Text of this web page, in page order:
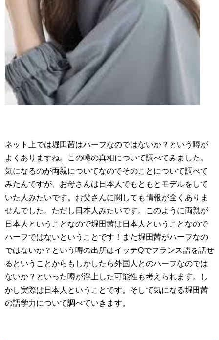
ネット上では堀田茜はハーフなのではないか？という噂が
よくありますね。この噂の真相について調べてみました。
気になるのが両親についてなのでそのことについて調べて
みたんですが、お母さんは日本人でもともとモデルをして
いた人みたいです。お父さんに関しても情報が全くありま
せんでした。ただし日本人みたいです。このように両親が
日本人ということなので堀田茜は日本人ということなので
ハーフではないということです！また堀田茜がハーフなの
ではないか？という噂の出所はイッテQでフランス語を話せ
るということからもしかしたら外国人とのハーフなのでは
ないか？といった噂が浮上した可能性も考えられます。し
かし実際は日本人ということです。そして気になる堀田茜
の語学力について調べていきます。